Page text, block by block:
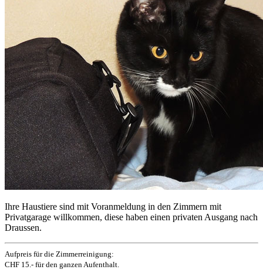
Ihre Haustiere sind mit Voranmeldung in den Zimmern mit
Privatgarage willkommen, diese haben einen privaten Ausgang nach
Draussen.
Aufpreis für die Zimmerreinigung:
CHF 15.- für den ganzen Aufenthalt.